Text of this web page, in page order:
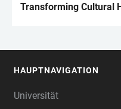
Transforming Cultural
HAUPTNAVIGATION
Universität